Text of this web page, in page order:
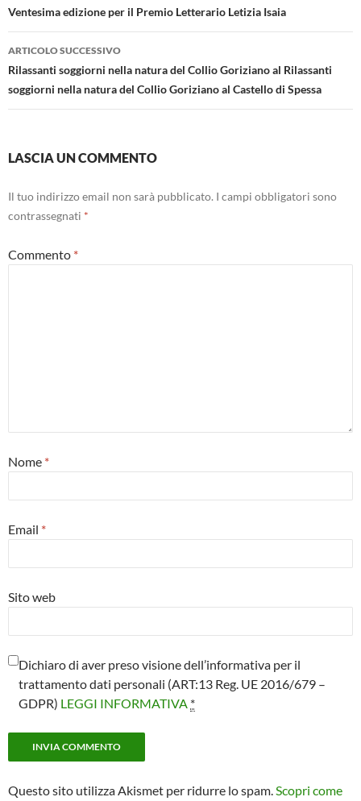
articolo
Ventesima edizione per il Premio Letterario Letizia Isaia
ARTICOLO SUCCESSIVO
Rilassanti soggiorni nella natura del Collio Goriziano al Rilassanti
soggiorni nella natura del Collio Goriziano al Castello di Spessa
LASCIA UN COMMENTO
Il tuo indirizzo email non sarà pubblicato. I campi obbligatori sono
contrassegnati *
Commento *
Nome *
Email *
Sito web
Dichiaro di aver preso visione dell’informativa per il
trattamento dati personali (ART:13 Reg. UE 2016/679 –
GDPR) LEGGI INFORMATIVA *
Questo sito utilizza Akismet per ridurre lo spam.Scopri come